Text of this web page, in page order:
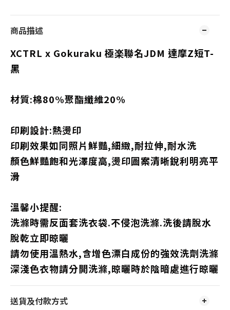
商品描述
XCTRL x Gokuraku 極楽聯名JDM 達摩Z短T-
黑
材質:棉80%聚酯纖維20%
印刷設計:熱燙印
印刷效果如同照片鮮豔,細緻,耐拉伸,耐水洗
顏色鮮豔飽和光澤度高,燙印圖案清晰銳利明亮平
滑
溫馨小提醒:
洗滌時需反面套洗衣袋.不侵泡洗滌.洗後請脫水
脫乾立即晾曬
請勿使用溫熱水,含增色漂白成份的強效洗劑洗滌
深淺色衣物請分開洗滌,晾曬時於陰暗處進行晾曬
送貨及付款方式